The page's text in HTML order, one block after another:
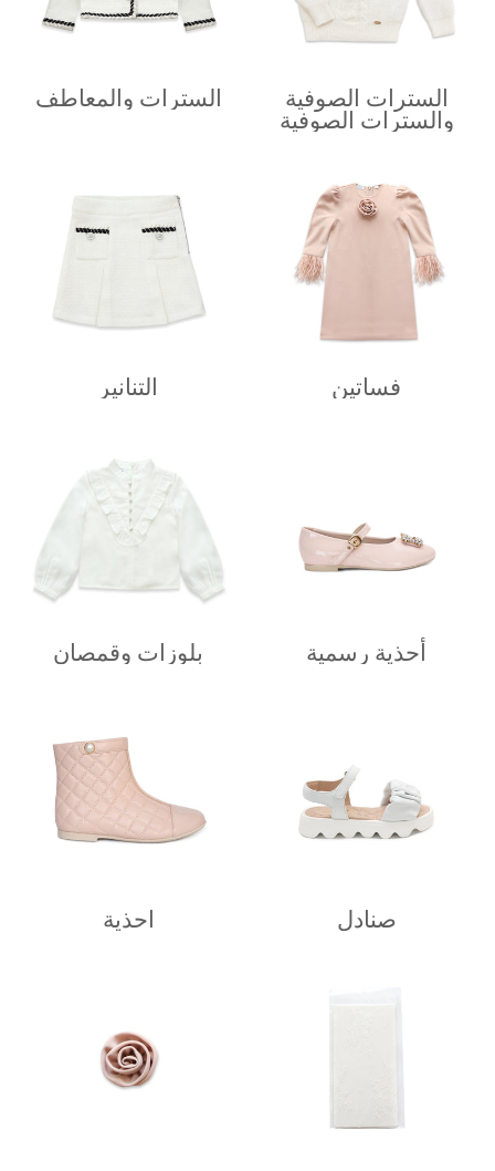
السترات والمعاطف
السترات الصوفية
والسترات الصوفية
التنانير فساتين
بلوزات وقمصان أحذية رسمية
احذية صنادل